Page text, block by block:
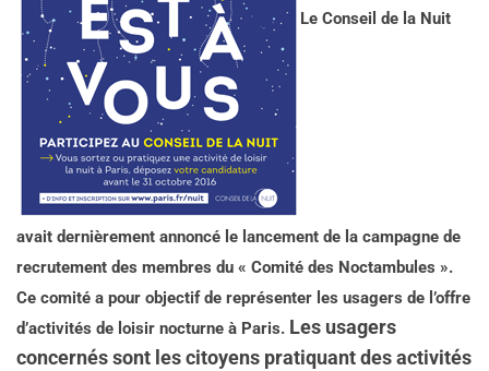
Le Conseil de la Nuit
avait dernièrement annoncé le lancement de la campagne de
recrutement des membres du « Comité des Noctambules ».
Ce comité a pour objectif de représenter les usagers de l’offre
d’activités de loisir nocturne à Paris. Les usagers
concernés sont les citoyens pratiquant des activités